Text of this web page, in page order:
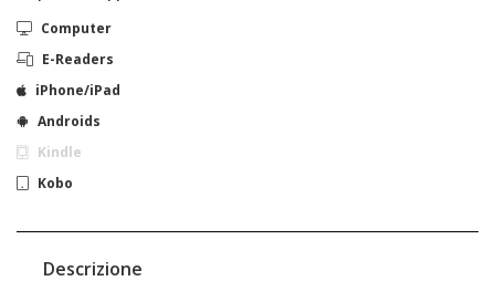
Computer
E-Readers
iPhone/iPad
Androids
Kindle
Kobo
Descrizione